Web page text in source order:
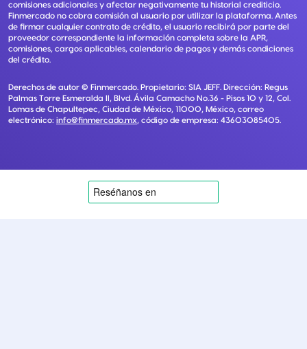
comisiones adicionales y afectar negativamente tu historial crediticio.
Finmercado no cobra comisión al usuario por utilizar la plataforma. Antes
de firmar cualquier contrato de crédito, el usuario recibirá por parte del
proveedor correspondiente la información completa sobre la APR,
comisiones, cargos aplicables, calendario de pagos y demás condiciones
del crédito.
Derechos de autor © Finmercado. Propietario: SIA JEFF. Dirección: Regus
Palmas Torre Esmeralda II, Blvd. Ávila Camacho No.36 - Pisos 10 y 12, Col.
Lomas de Chapultepec, Ciudad de México, 11000, México, correo
electrónico: info@finmercado.mx, código de empresa: 43603085405.